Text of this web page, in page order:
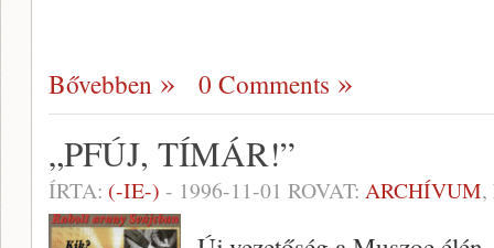
Bővebben 0 Comments
„PFÚJ, TÍMÁR!”
ÍRTA: (-IE-) - 1996-11-01 ROVAT: ARCHÍVUM,